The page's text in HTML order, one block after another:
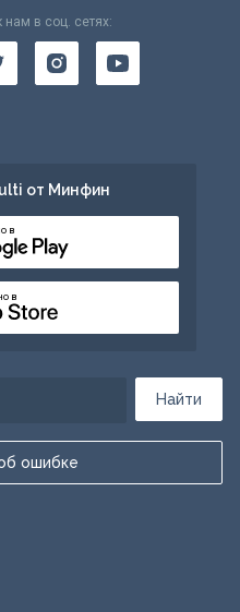
Найти
ошибке
нам в соц. сетях:
от Минфин
в
в